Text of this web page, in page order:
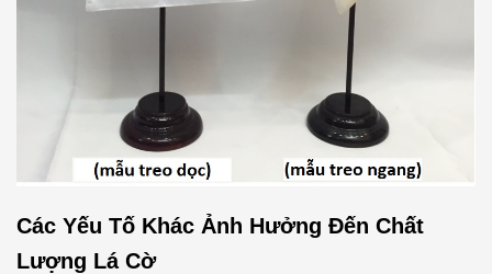
Các Yếu Tố Khác Ảnh Hưởng Đến Chất
Lượng Lá Cờ